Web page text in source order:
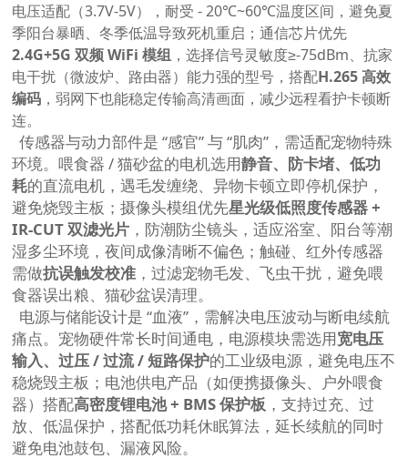
电压适配（3.7V-5V），耐受 - 20℃~60℃温度区间，避免夏
季阳台暴晒、冬季低温导致死机重启；通信芯片优先
2.4G+5G 双频 WiFi 模组 ，选择信号灵敏度≥-75dBm、抗家
电干扰（微波炉、路由器）能力强的型号，搭配H.265 高效
编码 ，弱网下也能稳定传输高清画面，减少远程看护卡顿断
连。
传感器与动力部件是 “感官” 与 “肌肉”，需适配宠物特殊
环境。喂食器 / 猫砂盆的电机选用静音、防卡堵、低功
耗的直流电机，遇毛发缠绕、异物卡顿立即停机保护，
避免烧毁主板；摄像头模组优先星光级低照度传感器 +
IR-CUT 双滤光片 ，防潮防尘镜头，适应浴室、阳台等潮
湿多尘环境，夜间成像清晰不偏色；触碰、红外传感器
需做抗误触发校准 ，过滤宠物毛发、飞虫干扰，避免喂
食器误出粮、猫砂盆误清理。
电源与储能设计是 “血液”，需解决电压波动与断电续航
痛点。宠物硬件常长时间通电，电源模块需选用宽电压
输入、过压 / 过流 / 短路保护的工业级电源，避免电压不
稳烧毁主板；电池供电产品（如便携摄像头、户外喂食
器）搭配高密度锂电池 + BMS 保护板 ，支持过充、过
放、低温保护，搭配低功耗休眠算法，延长续航的同时
避免电池鼓包、漏液风险。